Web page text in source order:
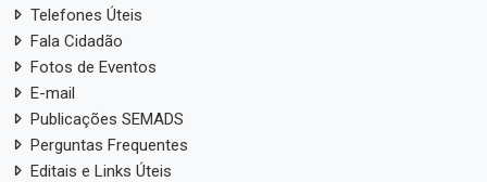
Telefones Úteis
Fala Cidadão
Fotos de Eventos
E-mail
Publicações SEMADS
Perguntas Frequentes
Editais e Links Úteis